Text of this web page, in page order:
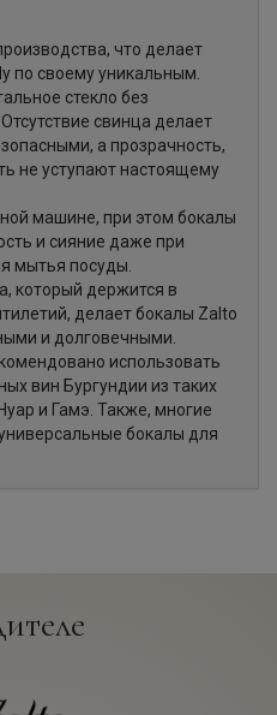
что делает
по своему уникальным.
стекло без
свинца делает
а прозрачность,
не уступают настоящему
машине, при этом бокалы
и сияние даже при
мытья посуды.
который держится в
делает бокалы Zalto
и долговечными.
использовать
вин Бургундии из таких
и Гамэ. Также, многие
бокалы для